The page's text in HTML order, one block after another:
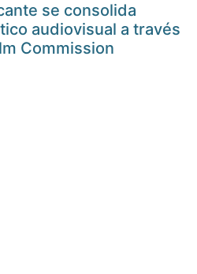
se consolida
audiovisual a través
Commission